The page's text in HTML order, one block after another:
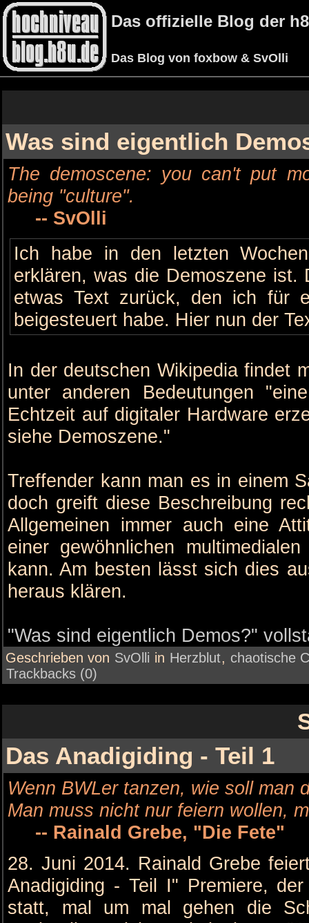
Das offizielle Blog der
Das Blog von foxbow & SvOlli
Was sind eigentlich
The demoscene: you can't put
being "culture".
-- SvOlli
Ich habe in den letzten
erklären, was die Demoszene
etwas Text zurück, den ich für
beigesteuert habe. Hier nun der
In der deutschen Wikipedia findet
unter anderen Bedeutungen
Echtzeit auf digitaler Hardware
siehe Demoszene."
Treffender kann man es in einem
doch greift diese Beschreibung
Allgemeinen immer auch eine
einer gewöhnlichen
kann. Am besten lässt sich dies
heraus klären.
"Was sind eigentlich Demos?"
Geschrieben von SvOlli in Herzblut, chaotische
Trackbacks (0)
Das Anadigiding - Teil 1
Wenn BWLer tanzen, wie soll man
Man muss nicht nur feiern wollen,
-- Rainald Grebe, "Die Fete"
28. Juni 2014. Rainald Grebe
Anadigiding - Teil I" Premiere,
statt, mal um mal gehen die